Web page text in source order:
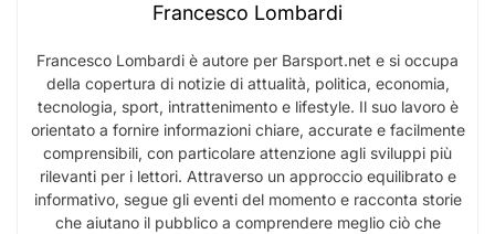
Francesco Lombardi
Francesco Lombardi è autore per Barsport.net e si occupa
della copertura di notizie di attualità, politica, economia,
tecnologia, sport, intrattenimento e lifestyle. Il suo lavoro è
orientato a fornire informazioni chiare, accurate e facilmente
comprensibili, con particolare attenzione agli sviluppi più
rilevanti per i lettori. Attraverso un approccio equilibrato e
informativo, segue gli eventi del momento e racconta storie
che aiutano il pubblico a comprendere meglio ciò che